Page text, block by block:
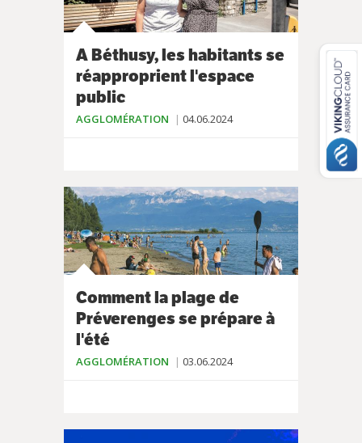
A Béthusy, les habitants se
réapproprient l'espace
public
AGGLOMÉRATION 04.06.2024
Comment la plage de
Préverenges se prépare à
l'été
AGGLOMÉRATION 03.06.2024